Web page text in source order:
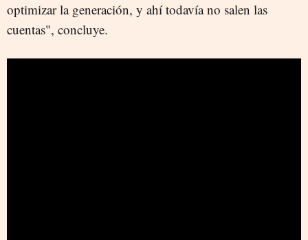
optimizar la generación, y ahí todavía no salen las
cuentas", concluye.